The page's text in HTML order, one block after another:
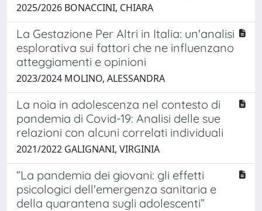
2025/2026 BONACCINI, CHIARA
La Gestazione Per Altri in Italia: un'analisi
esplorativa sui fattori che ne influenzano
atteggiamenti e opinioni
2023/2024 MOLINO, ALESSANDRA
La noia in adolescenza nel contesto di
pandemia di Covid-19: Analisi delle sue
relazioni con alcuni correlati individuali
2021/2022 GALIGNANI, VIRGINIA
“La pandemia dei giovani: gli effetti
psicologici dell'emergenza sanitaria e
della quarantena sugli adolescenti”